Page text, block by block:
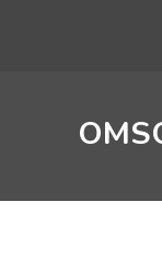
OM OSS